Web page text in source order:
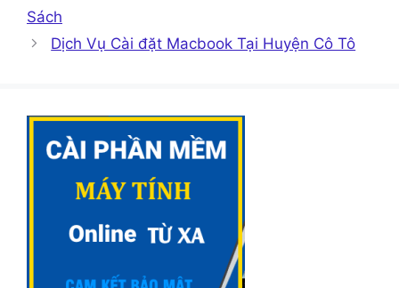
Sách
Dịch Vụ Cài đặt Macbook Tại Huyện Cô Tô